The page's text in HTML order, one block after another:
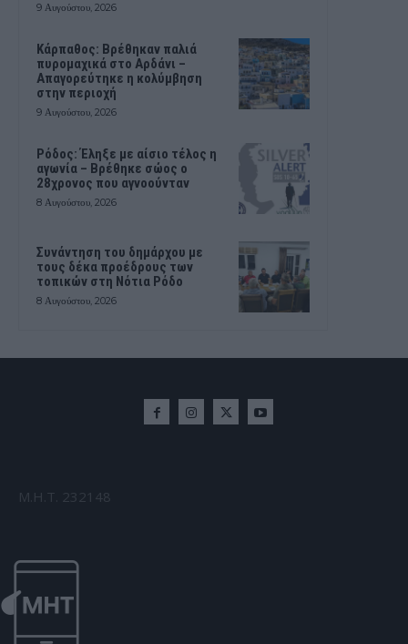
9 Αυγούστου, 2026
Κάρπαθος: Βρέθηκαν παλιά
πυρομαχικά στο Αρδάνι –
Απαγορεύτηκε η κολύμβηση
στην περιοχή
9 Αυγούστου, 2026
Ρόδος: Έληξε με αίσιο τέλος η
αγωνία – Βρέθηκε σώος ο
28χρονος που αγνοούνταν
8 Αυγούστου, 2026
Συνάντηση του δημάρχου με
τους δέκα προέδρους των
τοπικών στη Νότια Ρόδο
8 Αυγούστου, 2026
Μ.Η.Τ. 232148